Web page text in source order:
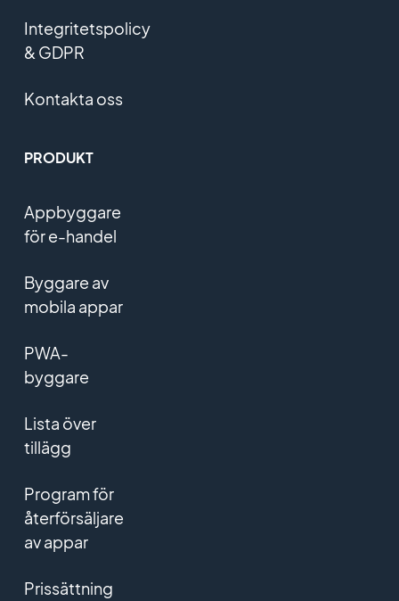
Integritetspolicy
& GDPR
Kontakta oss
PRODUKT
Appbyggare
för e-handel
Byggare av
mobila appar
PWA-
byggare
Lista över
tillägg
Program för
återförsäljare
av appar
Prissättning